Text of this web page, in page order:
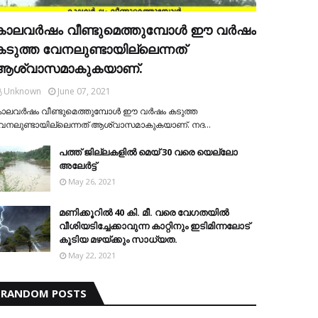
വീണ്ടുമെത്തുമ്പോള്‍ ഈ വര്‍ഷം
വേനലുണ്ടായില്ലെന്നത്
Unknown
June 07, 2021
വീണ്ടുമെത്തുമ്പോള്‍ ഈ വര്‍ഷം കടുത്ത
ആശ്വാസമാകുകയാണ്. നദ…
പത്ത് ജില്ലകളില്‍ മെയ് 30 വരെ യെല്ലോ
അലേര്‍ട്ട്
May 26, 2021
മണിക്കൂറിൽ 40 കി. മീ. വരെ വേഗതയിൽ
വീശിയടിച്ചേക്കാവുന്ന കാറ്റിനും ഇടിമിന്നലോട്
കൂടിയ മഴയ്ക്കും സാധ്യത.
May 22, 2021
RANDOM POSTS